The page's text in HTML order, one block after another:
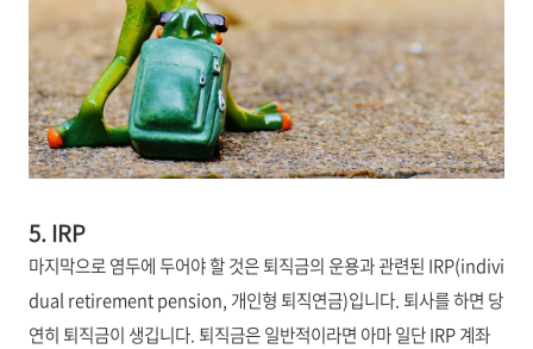
5. IRP
마지막으로 염두에 두어야 할 것은 퇴직금의 운용과 관련된 IRP(indivi
dual retirement pension, 개인형 퇴직연금)입니다. 퇴사를 하면 당
연히 퇴직금이 생깁니다. 퇴직금은 일반적이라면 아마 일단 IRP 계좌